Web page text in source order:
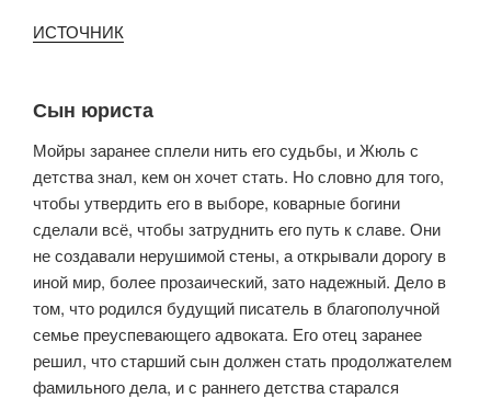
ИСТОЧНИК
Сын юриста
Мойры заранее сплели нить его судьбы, и Жюль с
детства знал, кем он хочет стать. Но словно для того,
чтобы утвердить его в выборе, коварные богини
сделали всё, чтобы затруднить его путь к славе. Они
не создавали нерушимой стены, а открывали дорогу в
иной мир, более прозаический, зато надежный. Дело в
том, что родился будущий писатель в благополучной
семье преуспевающего адвоката. Его отец заранее
решил, что старший сын должен стать продолжателем
фамильного дела, и с раннего детства старался